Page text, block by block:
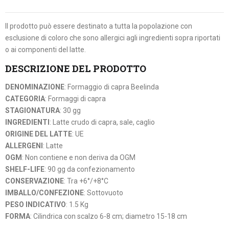
Il prodotto può essere destinato a tutta la popolazione con
esclusione di coloro che sono allergici agli ingredienti sopra riportati
o ai componenti del latte.
DESCRIZIONE DEL PRODOTTO
DENOMINAZIONE: Formaggio di capra Beelinda
CATEGORIA: Formaggi di capra
STAGIONATURA: 30 gg
INGREDIENTI : Latte crudo di capra, sale, caglio
ORIGINE DEL LATTE: UE
ALLERGENI : Latte
OGM : Non contiene e non deriva da OGM
SHELF-LIFE: 90 gg da confezionamento
CONSERVAZIONE: Tra +6°/+8°C
IMBALLO/CONFEZIONE: Sottovuoto
PESO INDICATIVO: 1.5 Kg
FORMA: Cilindrica con scalzo 6-8 cm; diametro 15-18 cm